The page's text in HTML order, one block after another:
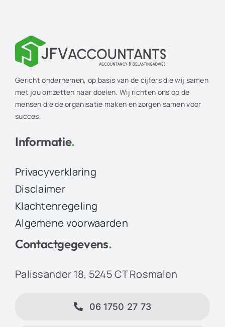
Gericht ondernemen, op basis van de cijfers die wij samen
met jou omzetten naar doelen. Wij richten ons op de
mensen die de organisatie maken en zorgen samen voor
succes.
Informatie.
Privacyverklaring
Disclaimer
Klachtenregeling
Algemene voorwaarden
Contactgegevens.
Palissander 18, 5245 CT Rosmalen
06 1750 27 73